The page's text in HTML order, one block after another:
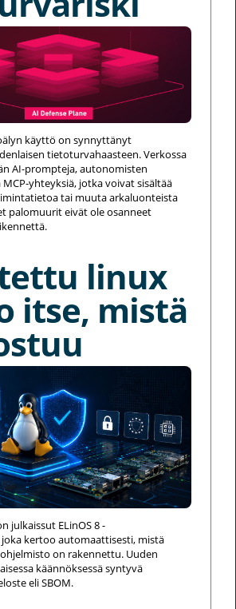
käyttö on synnyttänyt
tietoturvahaasteen. Verkossa
AI-prompteja, autonomisten
yhteyksiä, jotka voivat sisältää
tai muuta arkaluonteista
palomuurit eivät ole osanneet
linux
itse, mistä
julkaissut ELinOS 8 -
kertoo automaattisesti, mistä
on rakennettu. Uuden
käännöksessä syntyvä
eli SBOM.